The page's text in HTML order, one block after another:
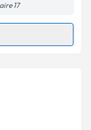
Aydınlatma
17
talebi
için bir